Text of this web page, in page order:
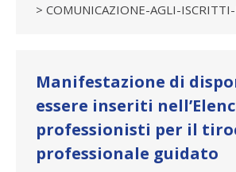
> COMUNICAZIONE-AGLI-ISCRITTI-
Manifestazione di
essere inseriti
professionisti per il
professionale guidato